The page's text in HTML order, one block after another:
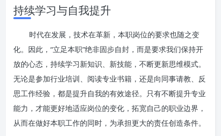
持续学习与自我提升
时代在发展，技术在革新，本职岗位的要求也随之变
化。因此，“立足本职”绝非固步自封，而是要求我们保持开
放的心态，持续学习新知识、新技能，不断更新思维模式。
无论是参加行业培训、阅读专业书籍，还是向同事请教、反
思工作经验，都是提升自我的有效途径。只有不断提升专业
能力，才能更好地适应岗位的变化，拓宽自己的职业边界，
从而在做好本职工作的同时，为承担更大的责任创造条件。